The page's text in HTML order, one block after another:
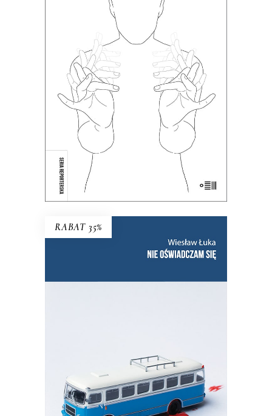
GŁUSZA
Dotąd o głuchych wypowiadali się
głównie ci, którzy słyszą. Teraz głusi
chcą opowiedzieć o sobie sami.
59.00 38.35zł
KSIĄŻKA DO KOSZYKA
RABAT 35%
35.75
KSIĄŻKA DO KOSZYKA